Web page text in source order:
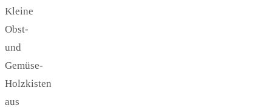
Kleine
Obst-
und
Gemüse-
Holzkisten
aus